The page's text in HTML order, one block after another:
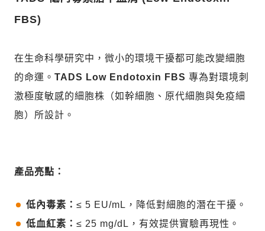
FBS)
在生命科學研究中，微小的環境干擾都可能改變細胞
的命運。 TADS Low Endotoxin FBS 專為對環境刺
激極度敏感的細胞株（如幹細胞、原代細胞與免疫細
胞）所設計。
產品亮點：
低內毒素： ≤ 5 EU/mL，降低對細胞的潛在干擾。
低血紅素： ≤ 25 mg/dL，有效提供實驗再現性。